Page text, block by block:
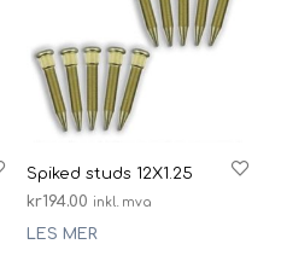
Spiked studs 12X1.25
kr194.00 inkl. mva
LES MER